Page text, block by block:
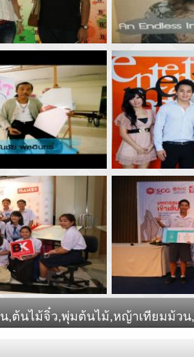
,ต้นไม้จิ๋ว,พุ่มต้นไม้,หญ้าเทียมม้วน